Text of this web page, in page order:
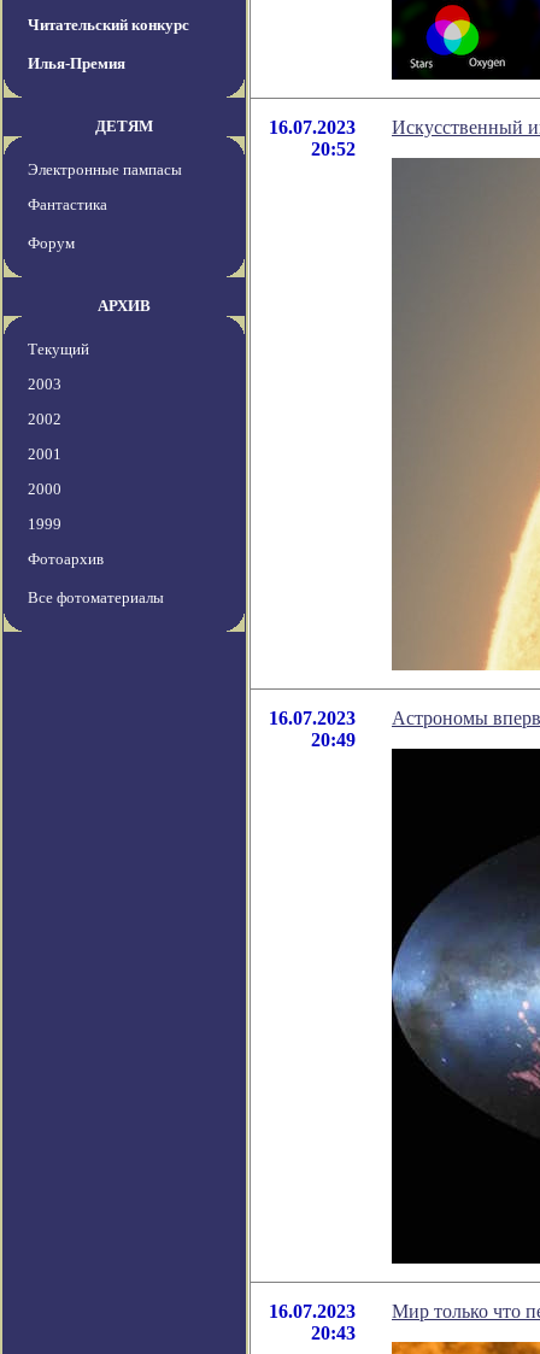
Читательский конкурс
Илья-Премия
ДЕТЯМ
Электронные пампасы
Фантастика
Форум
АРХИВ
Текущий
2003
2002
2001
2000
1999
Фотоархив
Все фотоматериалы
16.07.2023
20:52
Искусственный
16.07.2023
20:49
Астрономы
16.07.2023
20:43
Мир только что